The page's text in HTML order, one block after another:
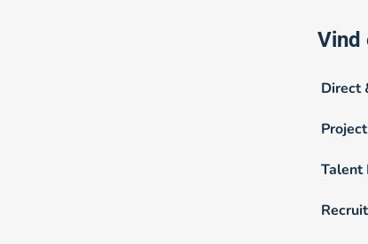
Vind
Direct
Talent